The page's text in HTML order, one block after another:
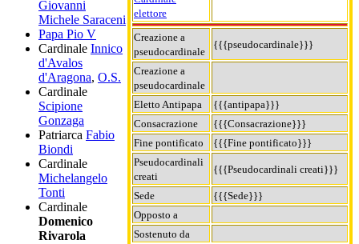
elettore
Creazione a
pseudocardinale
{{{pseudocardinale}}}
Creazione a
pseudocardinale
Eletto Antipapa
{{{antipapa}}}
Consacrazione
{{{Consacrazione}}}
Fine pontificato
{{{Fine pontificato}}}
Pseudocardinali
creati
{{{Pseudocardinali creati}}}
Sede
{{{Sede}}}
Opposto a
Sostenuto da
Giovanni
Michele Saraceni
Papa Pio V
Cardinale Innico
d'Avalos
d'Aragona, O.S.
Cardinale
Scipione
Gonzaga
Patriarca Fabio
Biondi
Cardinale
Michelangelo
Tonti
Cardinale
Domenico
Rivarola